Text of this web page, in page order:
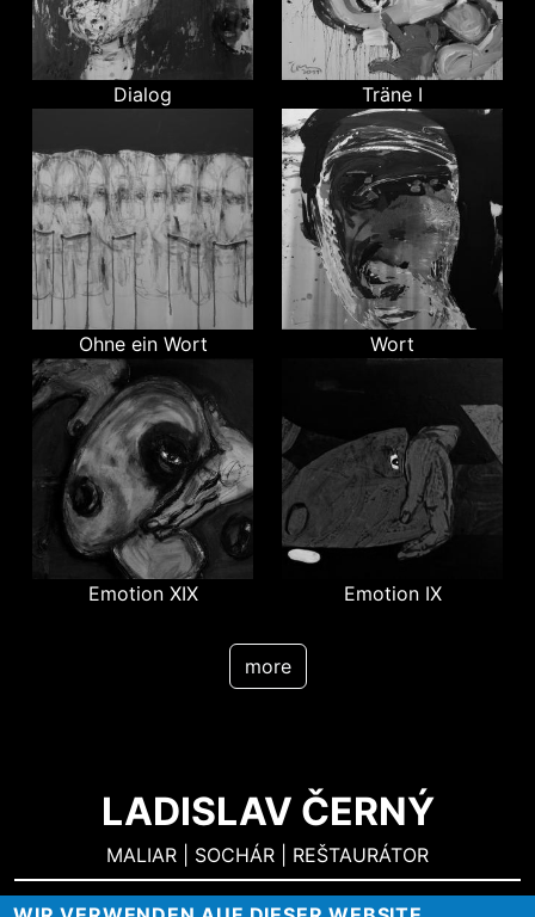
Dialog Träne I
Ohne ein Wort Wort
Emotion XIX Emotion IX
more
LADISLAV ČERNÝ
MALIAR | SOCHÁR | REŠTAURÁTOR